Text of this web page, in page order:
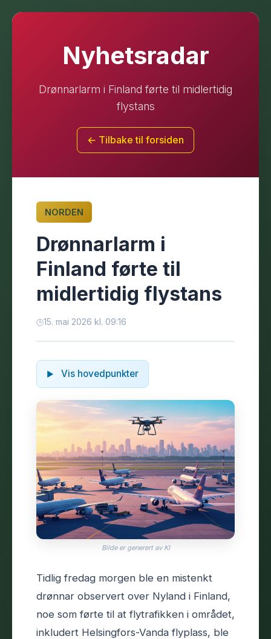
Nyhetsradar
Drønnarlarm i Finland førte til midlertidig
flystans
← Tilbake til forsiden
NORDEN
Drønnarlarm i
Finland førte til
midlertidig flystans
15. mai 2026 kl. 09:16
Vis hovedpunkter
Bilde er generert av KI
Tidlig fredag morgen ble en mistenkt
drønnar observert over Nyland i Finland,
noe som førte til at flytrafikken i området,
inkludert Helsingfors-Vanda flyplass, ble